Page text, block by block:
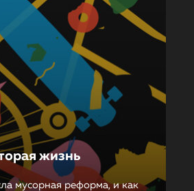
жизнь
мусорная реформа, и как